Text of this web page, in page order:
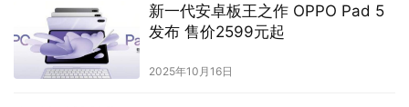
新一代安卓板王之作 OPPO Pad 5
发布 售价2599元起
2025年10月16日